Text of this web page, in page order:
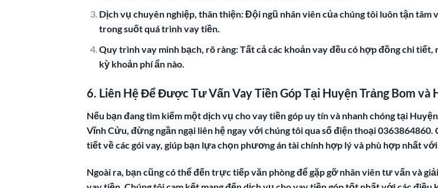
Dịch vụ chuyên nghiệp, thân thiện: Đội ngũ nhân viên của chúng tôi luôn tận tâm
trong suốt quá trình vay tiền.
Quy trình vay minh bạch, rõ ràng: Tất cả các khoản vay đều có hợp đồng chi tiết,
kỳ khoản phí ẩn nào.
6. Liên Hệ Để Được Tư Vấn Vay Tiền Góp Tại Huyện Trảng Bom và
Nếu bạn đang tìm kiếm một dịch vụ cho vay tiền góp uy tín và nhanh chóng tại
Vĩnh Cửu, đừng ngần ngại liên hệ ngay với chúng tôi qua số điện thoại 0363864860.
tiết về các gói vay, giúp bạn lựa chọn phương án tài chính hợp lý và phù hợp nhất
Ngoài ra, bạn cũng có thể đến trực tiếp văn phòng để gặp gỡ nhân viên tư vấn và